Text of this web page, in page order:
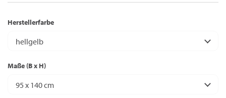
Herstellerfarbe
hellgelb
Maße (B x H)
95 x 140 cm